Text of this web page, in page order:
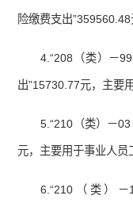
险缴费支出
4.“208（类）－
出”15730.77元，主要
5.“210（类）－
元，主要用于事业人员
6.“210（类）